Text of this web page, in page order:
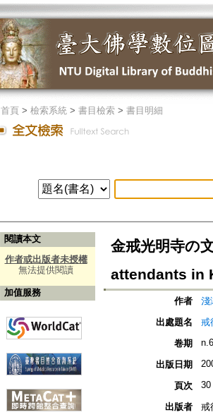
首頁> 檢索系統> 書目檢索> 書目明細
閱讀本文
作者或出版者未授權
無法提供閱讀
加值服務
金戒光明寺の
attendants in
作者 淺
出處題名
戒
卷期
n.6
出版日期
頁次 30
出版者
戒